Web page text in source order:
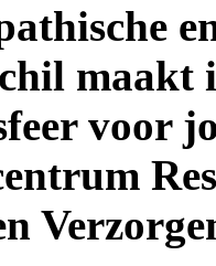
maakt
voor